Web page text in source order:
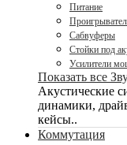
Питание
Сабвуферы
Стойки под
Усилители
Показать все
Акустические
динамики,
кейсы..
Коммутация